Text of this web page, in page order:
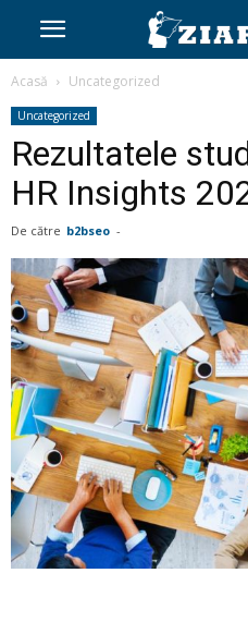
Acasă Uncategorized
Uncategorized
Rezultatele
HR Insights
De către b2bseo -